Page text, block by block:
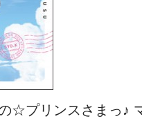
☆プリンスさまっ♪